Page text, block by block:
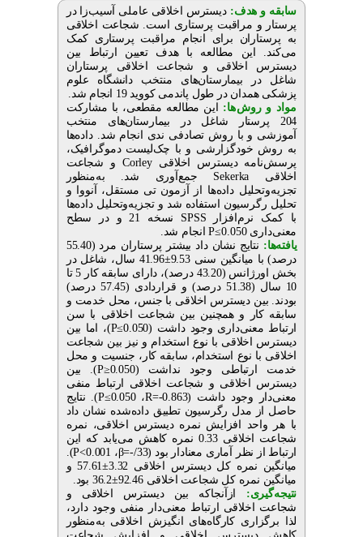
سابقه و هدف: دیسترس اخلاقی عاملی آسیب‌زا در
پرستار و مراقبت پرستاری است. شجاعت اخلاقی
به پرستاران برای انجام مراقبت پرستاری کمک
می‌کند. این مطالعه با هدف تعیین ارتباط بین
دیسترس اخلاقی و شجاعت اخلاقی پرستاران
شاغل در بیمارستان‌های منتخب دانشگاه علوم
پزشکی همدان در طول پاندمی کووید 19 انجام شد.
مواد و روش‌‌ها:
این مطالعه مقطعی، با مشارکت
204 پرستار شاغل در بیمارستان‌های منتخب
آموزشی و با روش تصادفی ‌ندی انجام شد. داده‌ها
به روش خودگزارشی و با چک‌لیست دموگرافیک،
پرسش‌نامه دیسترس اخلاقی Corley و شجاعت
اخلاقی Sekerka جمع‌آوری شد. به‌منظور
تجزیه‌وتحلیل داده‌ها از آزمون تی مستقل، آنووا و
تحلیل رگرسیون استفاده شد و تجزیه‌وتحلیل داده‌ها
با کمک نرم‌افزار SPSS
نسخه 21 و در سطح
معنی‌داری 0.050
P≤انجام شد.
یافته‌ها:
نتایج نشان داد بیشتر پرستاران مرد (55.40
درصد) با میانگین سنی 9.53
±
41.96 سال، شاغل در
بخش اورژانس (43.20 درصد)، دارای سابقه کار 5 تا
10 سال (51.38 درصد) و قراردادی (57.45 درصد)
بودند. بین دیسترس اخلاقی با جنس، محل خدمت و
سابقه کار و همچنین بین شجاعت اخلاقی با سن
ارتباط معنی‌داری وجود داشت (0.050
P≤)، اما بین
دیسترس اخلاقی با نوع استخدام و نیز بین شجاعت
اخلاقی با نوع استخدام، سابقه کار، جنسیت و محل
خدمت ارتباطی وجود نداشت (0.050
P≥). بین
دیسترس اخلاقی و شجاعت اخلاقی ارتباط منفی
معنی‌دار وجود داشت (0.863-
R=، 0.050 P≤). نتایج
حاصل از مدل رگرسیون تطبیق داده‌شده نشان داد
با هر واحد افزایش نمره دیسترس اخلاقی، نمره
شجاعت اخلاقی 0.33 نمره کاهش می‌یابد که این
ارتباط از نظر آماری معنادار بود (33/
β=-، 0.001 P<
).
میانگین نمره کل دیسترس اخلاقی 3.32
±
57.61 و
میانگین نمره کل شجاعت اخلاقی 92.46
±36.2 بود.
نتیجه‌گیری:
ازآنجاکه بین دیسترس اخلاقی و
شجاعت اخلاقی ارتباط معنی‌دار منفی وجود دارد،
لذا برگزاری کارگاه‌های انگیزش اخلاقی به‌منظور